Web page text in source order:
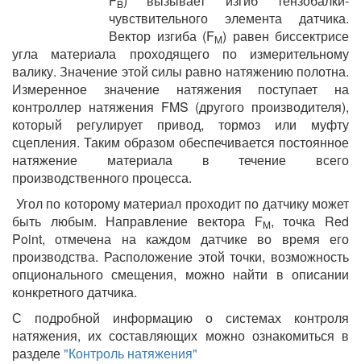
B
чувствительного элемента датчика.
Вектор изгиба (FM) равен биссектрисе
угла материала проходящего по измерительному
валику. Значение этой силы равно натяжению полотна.
Измеренное значение натяжения поступает на
контроллер натяжения FMS (другого производителя),
который регулирует привод, тормоз или муфту
сцепления. Таким образом обеспечивается постоянное
натяжение материала в течение всего
производственного процесса.
Угол по которому материал проходит по датчику может
быть любым. Направление вектора FM, точка Red
Point, отмечена на каждом датчике во время его
производства. Расположение этой точки, возможность
опционального смещения, можно найти в описании
конкретного датчика.
С подробной информацию о системах контроля
натяжения, их составляющих можно ознакомиться в
разделе"Контроль натяжения"